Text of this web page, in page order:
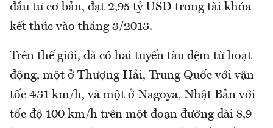
đầu tư cơ bản, đạt 2,95 tỷ USD trong tài khóa
kết thúc vào tháng 3/2013.
Trên thế giới, đã có hai tuyến tàu đệm từ hoạt
động, một ở Thượng Hải, Trung Quốc với vận
tốc 431 km/h, và một ở Nagoya, Nhật Bản với
tốc độ 100 km/h trên một đoạn đường dài 8,9